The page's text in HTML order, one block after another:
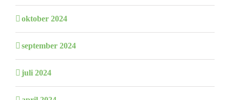
oktober 2024
september 2024
juli 2024